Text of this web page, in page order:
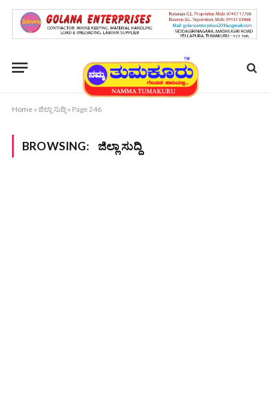
Home » ಜಿಲ್ಲಾ ಸುದ್ದಿ » Page 246
BROWSING: ಜಿಲ್ಲಾ ಸುದ್ದಿ